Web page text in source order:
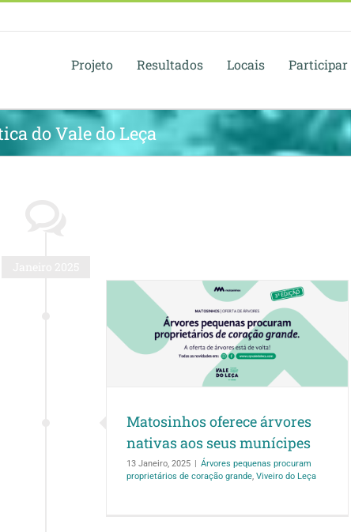
Projeto Resultados Locais Participar
do Vale do Leça
árvores
Matosinhos oferece árvores
nativas aos seus munícipes
13 Janeiro, 2025 | Árvores pequenas procuram
proprietários de coração grande,Viveiro do Leça